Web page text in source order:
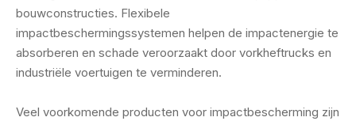
bouwconstructies. Flexibele
impactbeschermingssystemen helpen de impactenergie te
absorberen en schade veroorzaakt door vorkheftrucks en
industriële voertuigen te verminderen.
Veel voorkomende producten voor impactbescherming zijn